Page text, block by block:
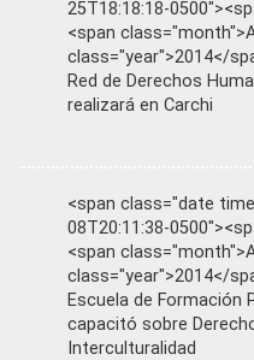
25T18:18:18-
<span
class="year">2014</
Red de Derechos
realizará en Carchi
<span class="date
08T20:11:38-
<span
class="year">2014</
Escuela de Formación
capacitó sobre
Interculturalidad